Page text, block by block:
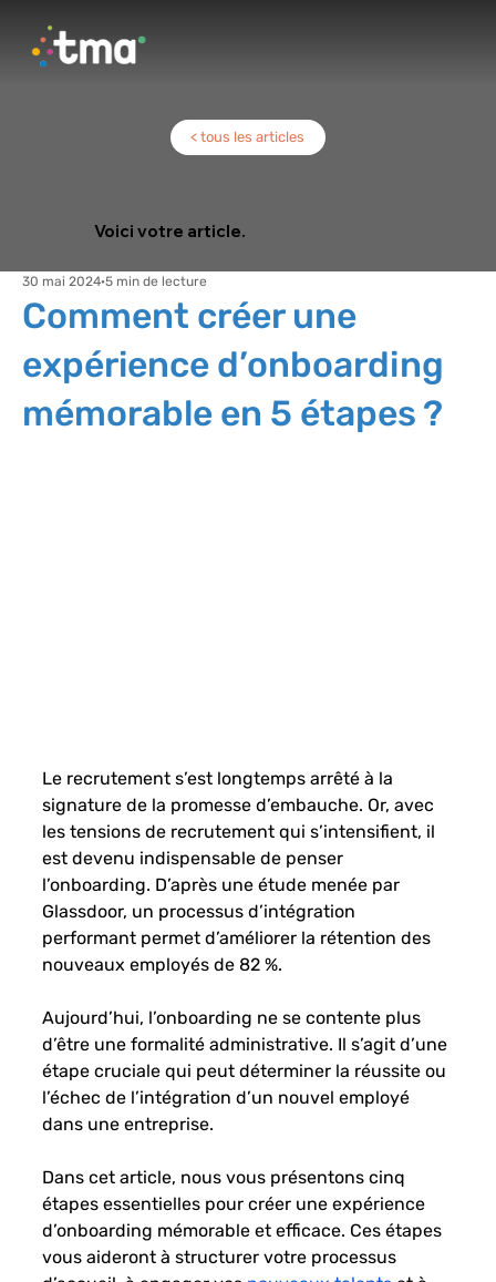
Voici votre article.
< tous les articles
Comment créer une
expérience d’onboarding
mémorable en 5 étapes ?
30 mai 2024 5 min de lecture
Le recrutement s’est longtemps arrêté à la
signature de la promesse d’embauche. Or, avec
les tensions de recrutement qui s’intensifient, il
est devenu indispensable de penser
l’onboarding. D’après une étude menée par
Glassdoor, un processus d’intégration
performant permet d’améliorer la rétention des
nouveaux employés de 82 %.
Aujourd’hui, l’onboarding ne se contente plus
d’être une formalité administrative. Il s’agit d’une
étape cruciale qui peut déterminer la réussite ou
l’échec de l’intégration d’un nouvel employé
dans une entreprise.
Dans cet article, nous vous présentons cinq
étapes essentielles pour créer une expérience
d’onboarding mémorable et efficace. Ces étapes
vous aideront à structurer votre processus